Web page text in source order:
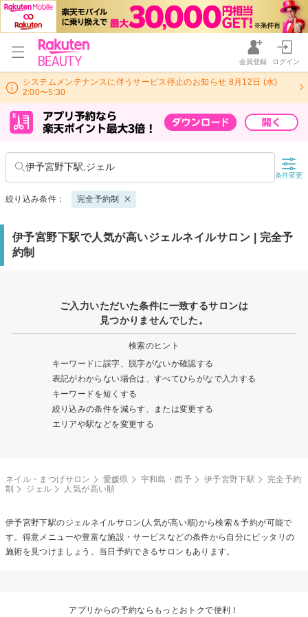
会員登録 ログイン
システムメンテナンスに伴うサービス停止のお知らせ 8月12日 (水)
2:00〜5:30
伊予宮野下駅,ジェル
条件変更
絞り込み条件： 完全予約制
伊予宮野下駅で人気が高いジェルネイルサロン | 完全予
約制
ご入力いただいた条件に一致するサロンは
見つかりませんでした。
検索のヒント
キーワードに誤字、脱字がないか確認する
表記がわからない場合は、すべてひらがなで入力する
キーワードを短くする
絞り込みの条件を減らす、または変更する
エリアや駅などを変更する
ネイル・まつげサロン 愛媛県 宇和島・西予 伊予宮野下駅
完全予約
制
ジェル 人気が高い順
伊予宮野下駅のジェルネイルサロン(人気が高い順)から検索＆予約が可能で
す。得意メニューや豊富な施設・サービスなどの条件から自分にピッタリの
施術を見つけましょう。当日予約できるサロンもあります。
アプリからの予約ならもっとおトクで便利！